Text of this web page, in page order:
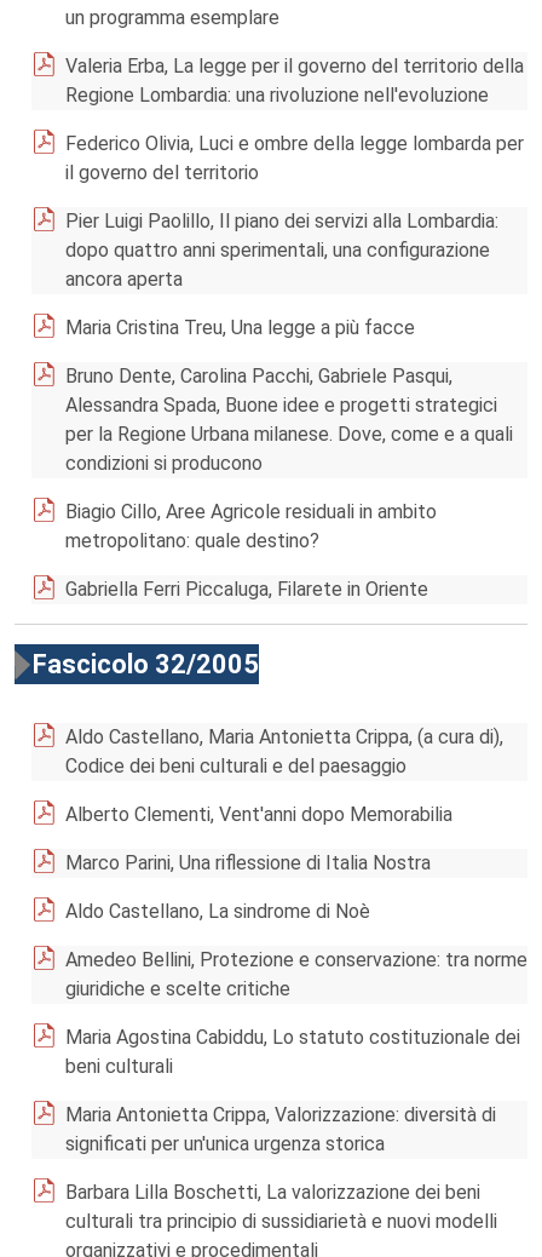
un programma esemplare
Valeria Erba, La legge per il governo del territorio della
Regione Lombardia: una rivoluzione nell'evoluzione
Federico Olivia, Luci e ombre della legge lombarda per
il governo del territorio
Pier Luigi Paolillo, Il piano dei servizi alla Lombardia:
dopo quattro anni sperimentali, una configurazione
ancora aperta
Maria Cristina Treu, Una legge a più facce
Bruno Dente, Carolina Pacchi, Gabriele Pasqui,
Alessandra Spada, Buone idee e progetti strategici
per la Regione Urbana milanese. Dove, come e a quali
condizioni si producono
Biagio Cillo, Aree Agricole residuali in ambito
metropolitano: quale destino?
Gabriella Ferri Piccaluga, Filarete in Oriente
Fascicolo 32/2005
Aldo Castellano, Maria Antonietta Crippa, (a cura di),
Codice dei beni culturali e del paesaggio
Alberto Clementi, Vent'anni dopo Memorabilia
Marco Parini, Una riflessione di Italia Nostra
Aldo Castellano, La sindrome di Noè
Amedeo Bellini, Protezione e conservazione: tra norme
giuridiche e scelte critiche
Maria Agostina Cabiddu, Lo statuto costituzionale dei
beni culturali
Maria Antonietta Crippa, Valorizzazione: diversità di
significati per un'unica urgenza storica
Barbara Lilla Boschetti, La valorizzazione dei beni
culturali tra principio di sussidiarietà e nuovi modelli
organizzativi e procedimentali